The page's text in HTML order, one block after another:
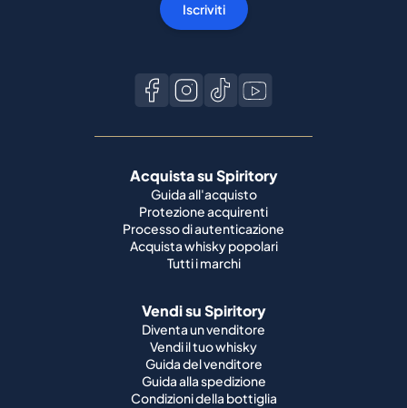
Iscriviti
Acquista su Spiritory
Guida all'acquisto
Protezione acquirenti
Processo di autenticazione
Acquista whisky popolari
Tutti i marchi
Vendi su Spiritory
Diventa un venditore
Vendi il tuo whisky
Guida del venditore
Guida alla spedizione
Condizioni della bottiglia